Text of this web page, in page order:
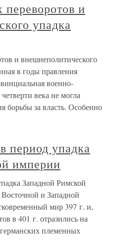
и
упадка
и внешнеполитического
в годы правления
военно-
века не могла
борьбы за власть. Особенно
период упадка
империи
Западной Римской
и Западной
мир 397 г. и,
в 401 г. отразились на
племенных